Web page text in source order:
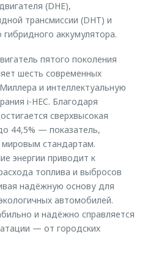
(DHE),
трансмиссии (DHT) и
аккумулятора.
пятого поколения
шесть современных
и интеллектуальную
i-HEC. Благодаря
сверхвысокая
44,5% — показатель,
стандартам.
энергии приводит к
топлива и выбросов
надёжную основу для
автомобилей.
и надёжно справляется
— от городских